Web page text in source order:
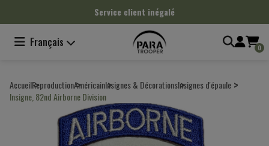
Service client inégalé
Français 0
AccueilReproductionAméricainInsignes & DécorationsInsignes d'épaule
Insigne, 82nd Airborne Division